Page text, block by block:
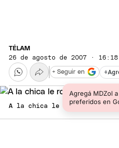
TÉLAM
26 de agosto de 2007 ·
+
Agregá MDZol
preferidos en
+ Seguir en
A la chica le robaron